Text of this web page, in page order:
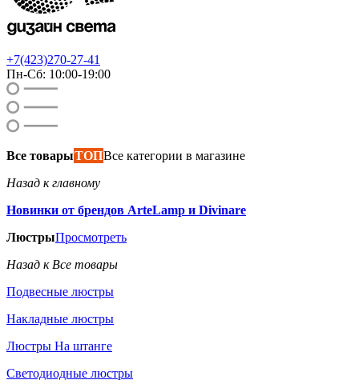
+7(423)270-27-41
Пн-Сб: 10:00-19:00
Все товарыТОПВсе категории в магазине
Назад к главному
Новинки от брендов ArteLamp и Divinare
ЛюстрыПросмотреть
Назад к Все товары
Подвесные люстры
Накладные люстры
Люстры На штанге
Светодиодные люстры